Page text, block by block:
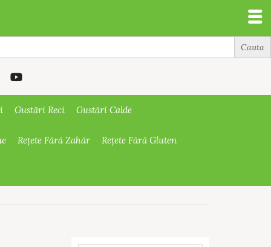
Gustări Reci Gustări Calde
Rețete Fără Zahăr Rețete Fără Gluten